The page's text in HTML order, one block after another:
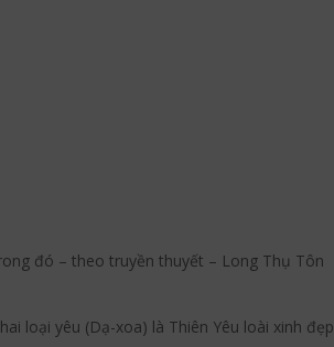
đó – theo truyền thuyết – Long Thụ Tôn
loại yêu (Dạ-xoa) là Thiên Yêu loài xinh đẹp